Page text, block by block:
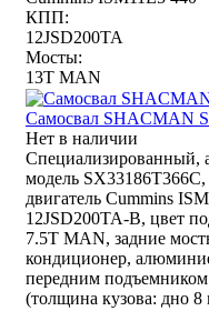
КПП:
12JSD200TA
Мосты:
13T MAN
Самосвал SHACMAN
Нет в наличии
Специализированный,
модель SX33186T366С,
двигатель Cummins
12JSD200TA-В, цвет
7.5T MAN, задние
кондиционер,
передним
(толщина кузова: дно